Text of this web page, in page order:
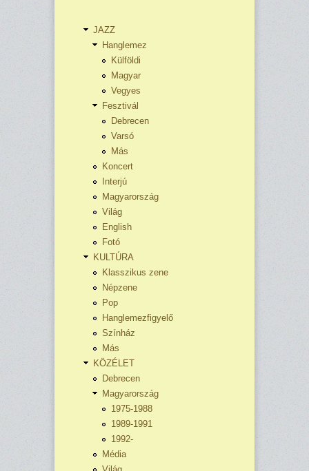
JAZZ
Hanglemez
Külföldi
Magyar
Vegyes
Fesztivál
Debrecen
Varsó
Más
Koncert
Interjú
Magyarország
Világ
English
Fotó
KULTÚRA
Klasszikus zene
Népzene
Pop
Hanglemezfigyelő
Színház
Más
KÖZÉLET
Debrecen
Magyarország
1975-1988
1989-1991
1992-
Média